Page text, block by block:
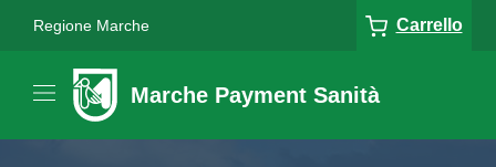
Regione Marche Carrello
Marche Payment Sanità